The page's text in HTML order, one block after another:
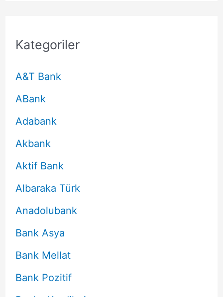
Kategoriler
A&T Bank
ABank
Adabank
Akbank
Aktif Bank
Albaraka Türk
Anadolubank
Bank Asya
Bank Mellat
Bank Pozitif